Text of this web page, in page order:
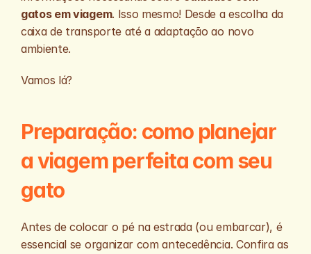
gatos em viagem. Isso mesmo! Desde a escolha da
caixa de transporte até a adaptação ao novo
ambiente.
Vamos lá?
Preparação: como planejar
a viagem perfeita com seu
gato
Antes de colocar o pé na estrada (ou embarcar), é
essencial se organizar com antecedência. Confira as